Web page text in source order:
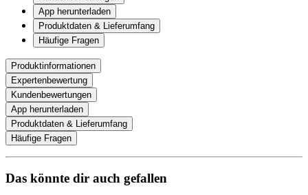
App herunterladen
Produktdaten & Lieferumfang
Häufige Fragen
Produktinformationen
Expertenbewertung
Kundenbewertungen
App herunterladen
Produktdaten & Lieferumfang
Häufige Fragen
Das könnte dir auch gefallen